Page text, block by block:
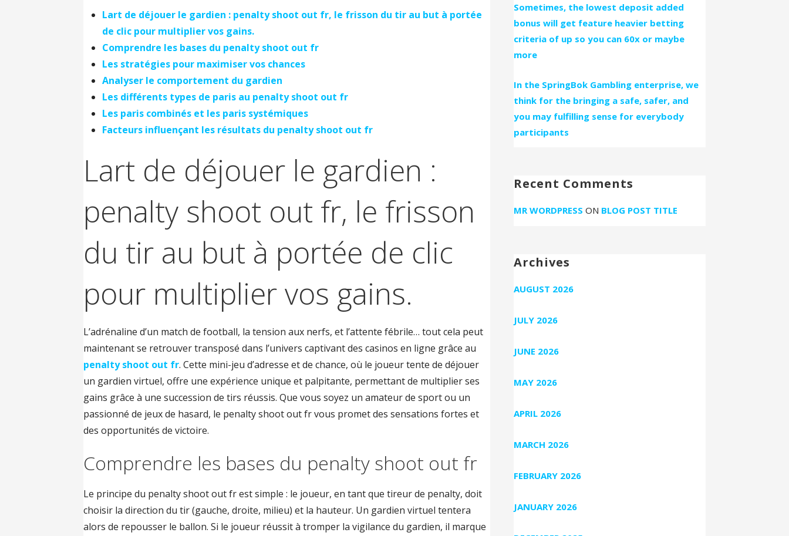
Lart de déjouer le gardien : penalty shoot out fr, le frisson du tir au but à portée
de clic pour multiplier vos gains.
Comprendre les bases du penalty shoot out fr
Les stratégies pour maximiser vos chances
Analyser le comportement du gardien
Les différents types de paris au penalty shoot out fr
Les paris combinés et les paris systémiques
Facteurs influençant les résultats du penalty shoot out fr
Lart de déjouer le gardien :
penalty shoot out fr, le frisson
du tir au but à portée de clic
pour multiplier vos gains.
L’adrénaline d’un match de football, la tension aux nerfs, et l’attente fébrile… tout cela peut
maintenant se retrouver transposé dans l’univers captivant des casinos en ligne grâce au
penalty shoot out fr. Cette mini-jeu d’adresse et de chance, où le joueur tente de déjouer
un gardien virtuel, offre une expérience unique et palpitante, permettant de multiplier ses
gains grâce à une succession de tirs réussis. Que vous soyez un amateur de sport ou un
passionné de jeux de hasard, le penalty shoot out fr vous promet des sensations fortes et
des opportunités de victoire.
Comprendre les bases du penalty shoot out fr
Le principe du penalty shoot out fr est simple : le joueur, en tant que tireur de penalty, doit
choisir la direction du tir (gauche, droite, milieu) et la hauteur. Un gardien virtuel tentera
alors de repousser le ballon. Si le joueur réussit à tromper la vigilance du gardien, il marque
Sometimes, the lowest deposit added
bonus will get feature heavier betting
criteria of up so you can 60x or maybe
more
In the SpringBok Gambling enterprise, we
think for the bringing a safe, safer, and
you may fulfilling sense for everybody
participants
Recent Comments
MR WORDPRESS ON BLOG POST TITLE
Archives
AUGUST 2026
JULY 2026
JUNE 2026
MAY 2026
APRIL 2026
MARCH 2026
FEBRUARY 2026
JANUARY 2026